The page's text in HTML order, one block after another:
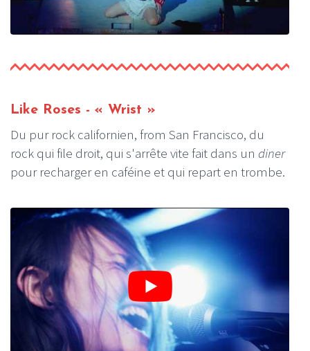
Like Roses - « Wrist »
Du pur rock californien, from San Francisco, du
rock qui file droit, qui s'arrête vite fait dans un diner
pour recharger en caféine et qui repart en trombe.